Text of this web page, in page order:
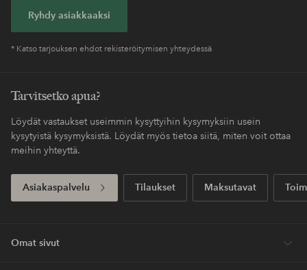
Ryhdy asiakkaaksi
* Katso tarjouksen ehdot rekisteröitymisen yhteydessä
Tarvitsetko apua?
Löydät vastaukset useimmin kysyttyihin kysymyksiin usein
kysytyistä kysymyksistä. Löydät myös tietoa siitä, miten voit ottaa
meihin yhteyttä.
Asiakaspalvelu Tilaukset Maksutavat
Omat sivut